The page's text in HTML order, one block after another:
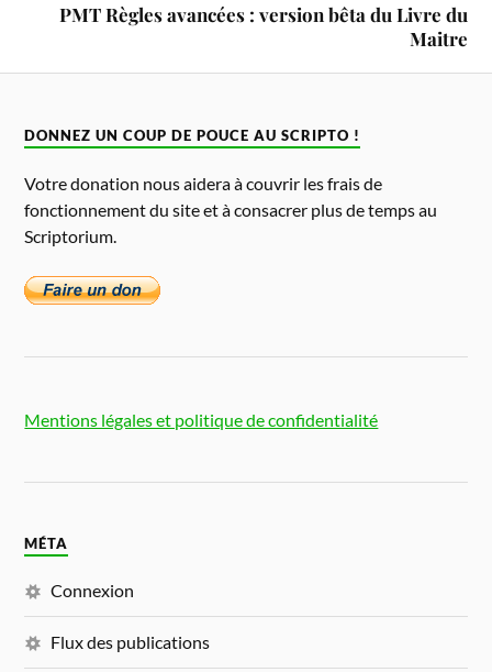
PMT Règles avancées : version bêta du Livre du
Maitre
DONNEZ UN COUP DE POUCE AU SCRIPTO !
Votre donation nous aidera à couvrir les frais de
fonctionnement du site et à consacrer plus de temps au
Scriptorium.
Mentions légales et politique de confidentialité
MÉTA
Connexion
Flux des publications